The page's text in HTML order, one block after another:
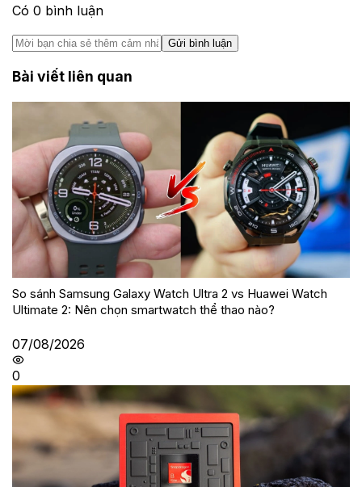
Có 0 bình luận
Gửi bình luận
Bài viết liên quan
So sánh Samsung Galaxy Watch Ultra 2 vs Huawei Watch
Ultimate 2: Nên chọn smartwatch thể thao nào?
07/08/2026
0